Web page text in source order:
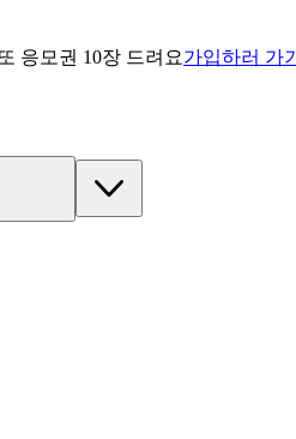
응모권 10장 드려요가입하러 가기